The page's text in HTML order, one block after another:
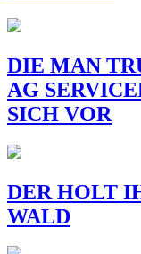
DIE MAN
AG
SICH VOR
DER HOLT
WALD